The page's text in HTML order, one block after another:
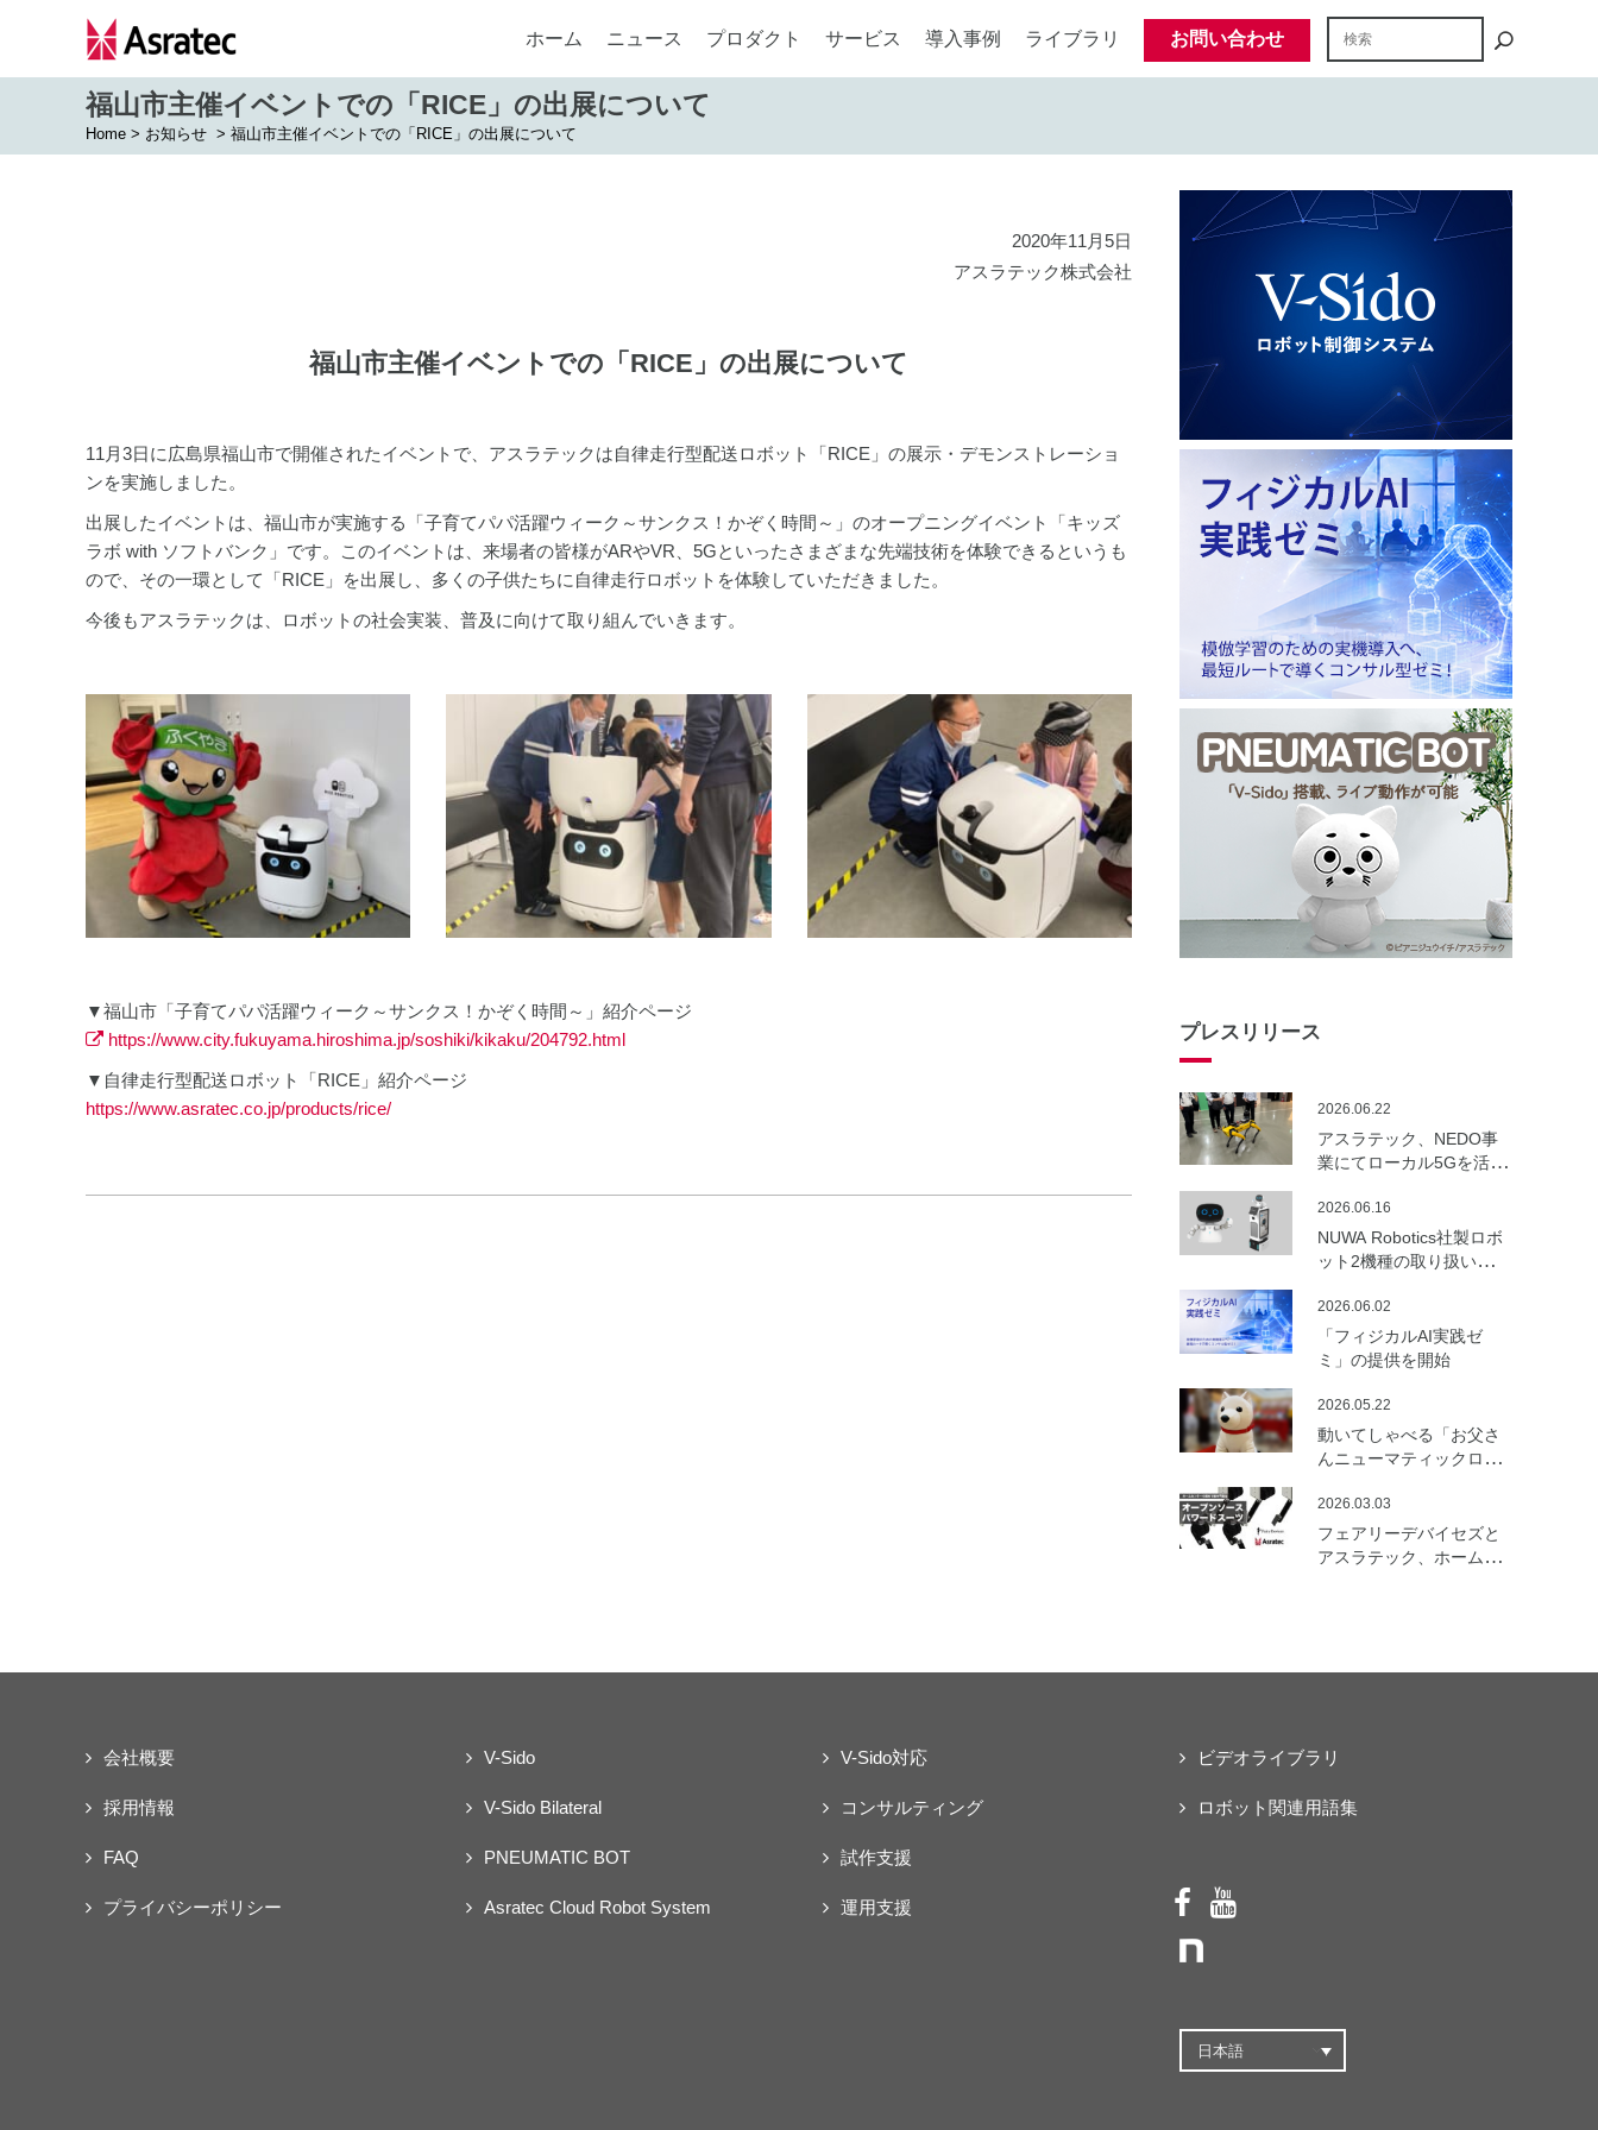
ホーム ニュース プロダクト サービス 導入事例 ライブラリ お問い合わせ
福山市主催イベントでの「RICE」の出展について
Home > お知らせ > 福山市主催イベントでの「RICE」の出展について
2020年11月5日
アスラテック株式会社
福山市主催イベントでの「RICE」の出展について
11月3日に広島県福山市で開催されたイベントで、アスラテックは自律走行型配送ロボット「RICE」の展示・デモンストレーショ
ンを実施しました。
出展したイベントは、福山市が実施する「子育てパパ活躍ウィーク～サンクス！かぞく時間～」のオープニングイベント「キッズ
ラボ with ソフトバンク」です。このイベントは、来場者の皆様がARやVR、5Gといったさまざまな先端技術を体験できるというも
ので、その一環として「RICE」を出展し、多くの子供たちに自律走行ロボットを体験していただきました。
今後もアスラテックは、ロボットの社会実装、普及に向けて取り組んでいきます。
▼福山市「子育てパパ活躍ウィーク～サンクス！かぞく時間～」紹介ページ
https://www.city.fukuyama.hiroshima.jp/soshiki/kikaku/204792.html
▼自律走行型配送ロボット「RICE」紹介ページ
https://www.asratec.co.jp/products/rice/
プレスリリース
アスラテック、NEDO事
業にてローカル5Gを活用
遠隔制御・通信最適化の
実証実験を実施
2026.06.22
NUWA Robotics社製ロボ
ット2機種の取り扱いを開
2026.06.16
「フィジカルAI実践ゼ
ミ」の提供を開始
2026.06.02
動いてしゃべる「お父さ
んニューマティックロボ
ト）」を開発
2026.05.22
フェアリーデバイセズと
アスラテック、ホームセ
を始動
2026.03.03
会社概要
採用情報
FAQ
プライバシーポリシー
V-Sido
V-Sido Bilateral
PNEUMATIC BOT
Asratec Cloud Robot System
V-Sido対応
コンサルティング
試作支援
運用支援
ビデオライブラリ
ロボット関連用語集
日本語